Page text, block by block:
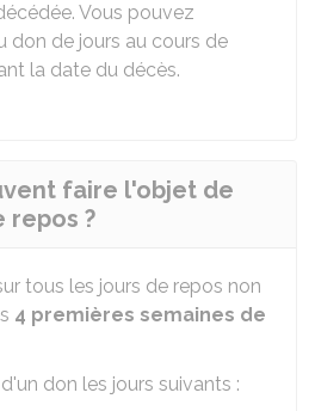
Vous pouvez
don de jours au cours de
la date du décès.
faire l'objet de
repos ?
tous les jours de repos non
4 premières semaines de
don les jours suivants :